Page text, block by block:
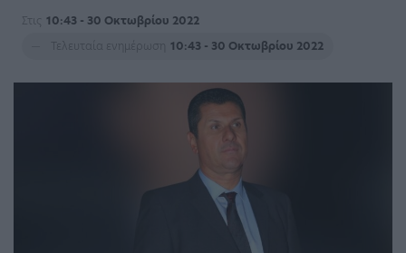
Στις 10:43 - 30 Οκτωβρίου 2022
Τελευταία ενημέρωση
10:43 - 30 Οκτωβρίου 2022